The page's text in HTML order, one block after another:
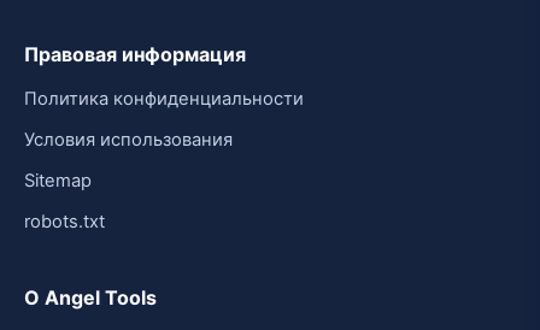
Правовая информация
Политика конфиденциальности
Условия использования
Sitemap
robots.txt
О Angel Tools